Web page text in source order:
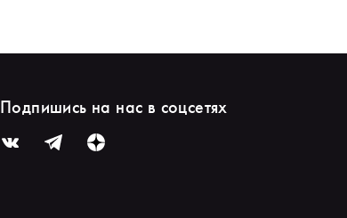
Подпишись на нас в соцсетях